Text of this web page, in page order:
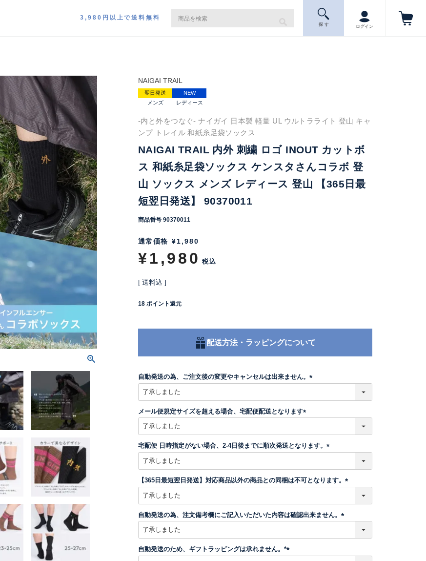
3,980円以上で送料無料
探 す ログイン
NAIGAI TRAIL
翌日発送
NEW
メンズ
レディース
-内と外をつなぐ- ナイガイ 日本製 軽量 UL ウルトラライト 登山 キャ
ンプ トレイル 和紙糸足袋ソックス
NAIGAI TRAIL 内外 刺繍 ロゴ INOUT カットボ
ス 和紙糸足袋ソックス ケンスタさんコラボ 登
山 ソックス メンズ レディース 登山 【365日最
短翌日発送】 90370011
商品番号 90370011
通常価格 ¥1,980
¥1,980 税込
送料込
18 ポイント還元
配送方法・ラッピングについて
自動発送の為、ご注文後の変更やキャンセルは出来ません。
)
メール便規定サイズを超える場合、宅配便配送となります
須
)
宅配便 日時指定がない場合、2-4日後までに順次発送となります。
須
)
【365日最短翌日発送】対応商品以外の商品との同梱は不可となります。
)
自動発送の為、注文備考欄にご記入いただいた内容は確認出来ません。
)
自動発送のため、ギフトラッピングは承れません。*